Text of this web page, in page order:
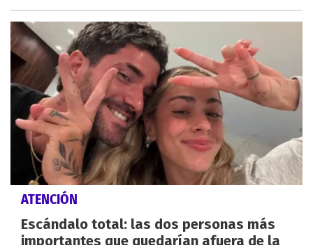
ATENCIÓN
Escándalo total: las dos personas más
importantes que quedarían afuera de la